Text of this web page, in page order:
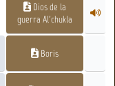
Dios de la
guerra Al'chukla
Boris